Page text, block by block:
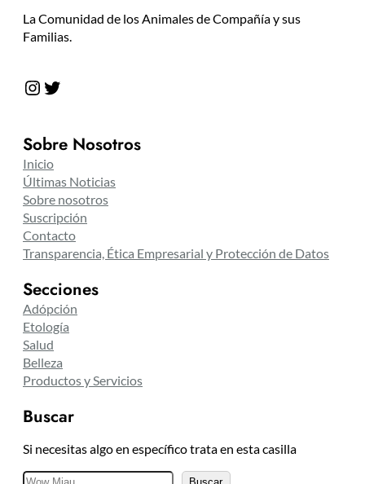
La Comunidad de los Animales de Compañía y sus
Familias.
Instagram Twitter
Sobre Nosotros
Inicio
Últimas Noticias
Sobre nosotros
Suscripción
Contacto
Transparencia, Ética Empresarial y Protección de Datos
Secciones
Adópción
Etología
Salud
Belleza
Productos y Servicios
Buscar
Si necesitas algo en específico trata en esta casilla